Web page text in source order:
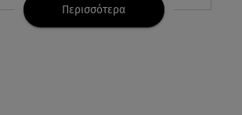
Κρήτη: Τουρίστας ρωτούσε
πόσο να πληρώσει για να
Περισσότερα